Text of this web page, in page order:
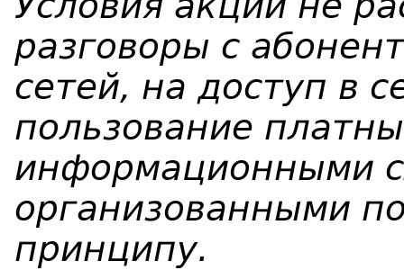
разговоры с
сетей, на доступ в
пользование
информационными
организованными
принципу.